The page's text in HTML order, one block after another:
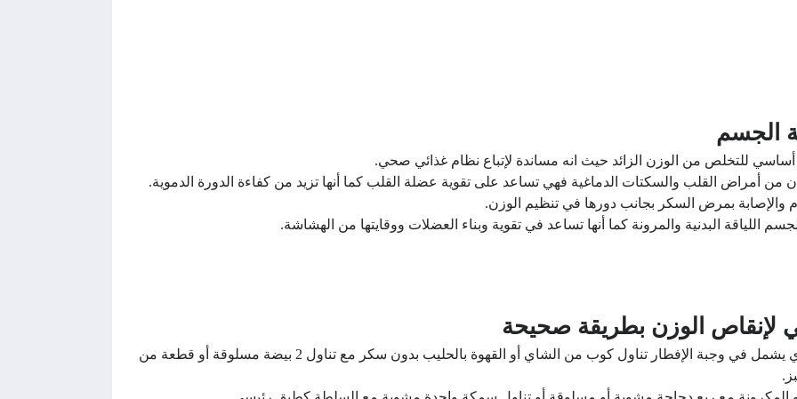
الجسم
أساسي للتخلص من الوزن الزائد حيث انه مساندة لإتباع نظام غذائي صحي.
من أمراض القلب والسكتات الدماغية فهي تساعد على تقوية عضلة القلب كما أنها تزيد من كفاءة الدورة الدموية.
والإصابة بمرض السكر بجانب دورها في تنظيم الوزن.
اللياقة البدنية والمرونة كما أنها تساعد في تقوية وبناء العضلات ووقايتها من الهشاشة.
الوزن بطريقة صحيحة
يمكن إتباع نظام غذائي لإنقاص الوزن والذي يشمل في وجبة الإفطار تناول كوب من الشاي أو القهوة بالحليب بدون سكر مع تناول 2 بيضة مسلوقة أو قطعة من